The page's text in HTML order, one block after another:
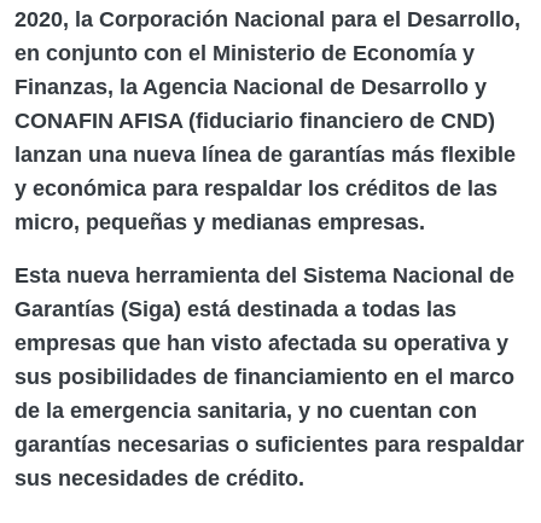
2020, la Corporación Nacional para el Desarrollo,
en conjunto con el Ministerio de Economía y
Finanzas, la Agencia Nacional de Desarrollo y
CONAFIN AFISA (fiduciario financiero de CND)
lanzan una nueva línea de garantías más flexible
y económica para respaldar los créditos de las
micro, pequeñas y medianas empresas.
Esta nueva herramienta del Sistema Nacional de
Garantías (Siga) está destinada a todas las
empresas que han visto afectada su operativa y
sus posibilidades de financiamiento en el marco
de la emergencia sanitaria, y no cuentan con
garantías necesarias o suficientes para respaldar
sus necesidades de crédito.